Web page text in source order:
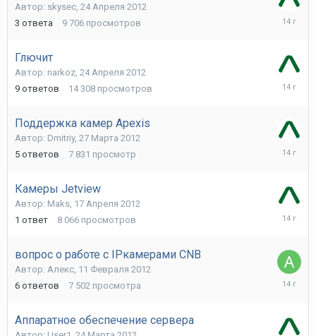
Автор: skysec 24 Апреля 2012
3 ответа 9 706 просмотров
25
Глючит
Автор: narkoz 24 Апреля 2012
9 ответов 14 308 просмотров
25
Поддержка камер Apexis
Автор: Dmitriy, 27 Марта 2012
5 ответов 7 831 просмотр
20
Камеры Jetview
Автор: Maks 17 Апреля 2012
1 ответ 8 066 просмотров
17
вопрос о работе с IPкамерами CNB
Автор: Алекс 11 Февраля 2012
6 ответов 7 502 просмотра
27
Аппаратное обеспечение сервера